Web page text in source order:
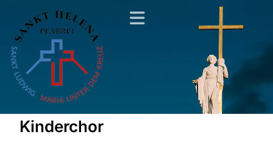
Kinderchor